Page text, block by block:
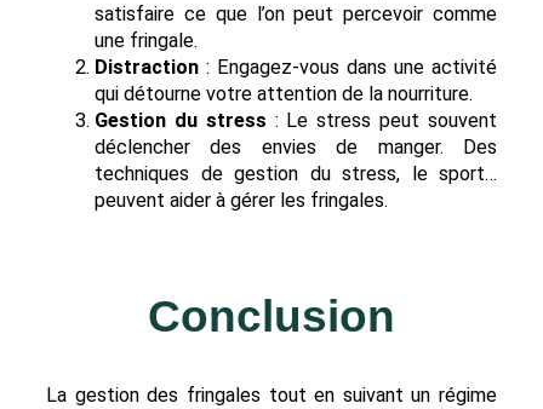
satisfaire ce que l’on peut percevoir comme
une fringale.
Distraction : Engagez-vous dans une activité
qui détourne votre attention de la nourriture.
Gestion du stress : Le stress peut souvent
déclencher des envies de manger. Des
techniques de gestion du stress, le sport…
peuvent aider à gérer les fringales.
Conclusion
La gestion des fringales tout en suivant un régime